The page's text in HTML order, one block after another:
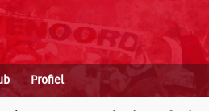
Profiel